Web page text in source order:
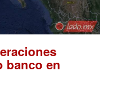
banco en